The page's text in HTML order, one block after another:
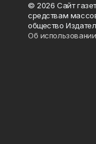
© 2026 Сайт
средствам
общество
Об